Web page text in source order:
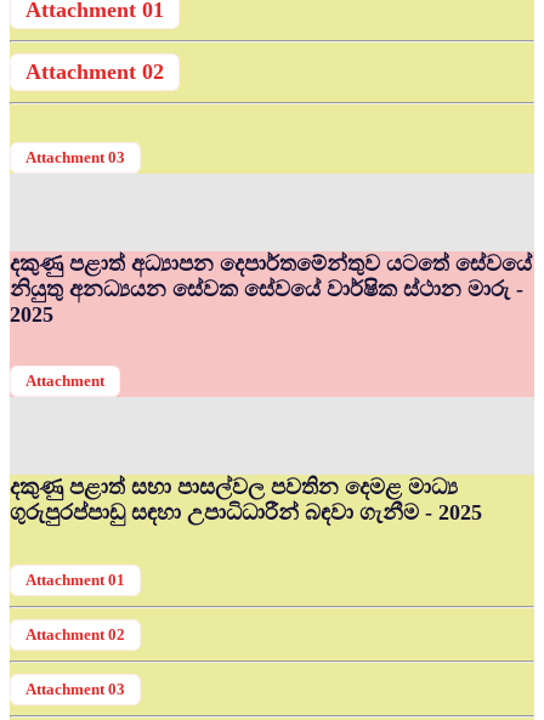
Attachment 01
Attachment 02
Attachment 03
දකුණු පළාත් අධ්‍යාපන දෙපාර්තමේන්තුව යටතේ සේවයේ
නියුතු අනධ්‍යයන සේවක සේවයේ වාර්ෂික ස්ථාන මාරු -
2025
Attachment
දකුණු පළාත් සභා පාසල්වල පවතින දෙමළ මාධ්‍ය
ගුරුපුරප්පාඩු සඳහා උපාධිධාරීන් බඳවා ගැනීම - 2025
Attachment 01
Attachment 02
Attachment 03